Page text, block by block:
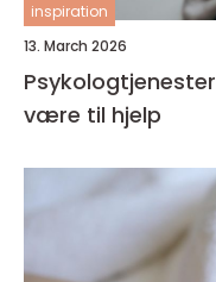
inspiration
13. March 2026
Psykologtjenester hva de er, og når de kan
være til hjelp